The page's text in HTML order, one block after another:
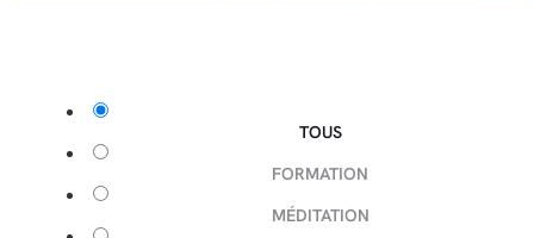
TOUS
FORMATION
MÉDITATION